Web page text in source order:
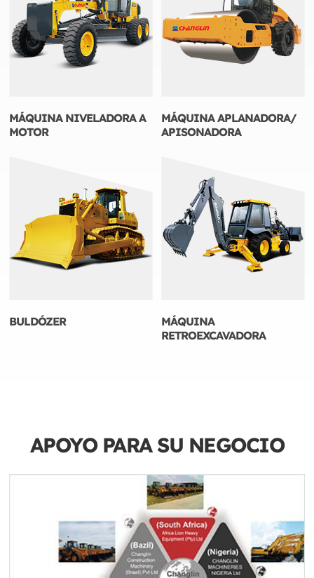
MÁQUINA NIVELADORA A
MOTOR
MÁQUINA APLANADORA/
APISONADORA
BULDÓZER
MÁQUINA
RETROEXCAVADORA
APOYO PARA SU NEGOCIO